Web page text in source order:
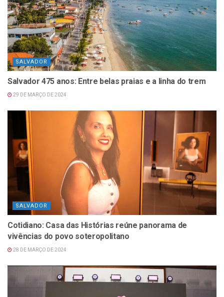
SALVADOR
Salvador 475 anos: Entre belas praias e a linha do trem
29 DE MARÇO DE 2024
SALVADOR
Cotidiano: Casa das Histórias reúne panorama de
vivências do povo soteropolitano
28 DE MARÇO DE 2024